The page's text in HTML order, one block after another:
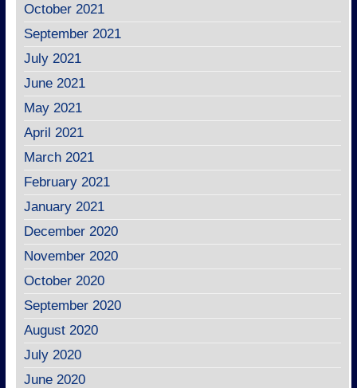
October 2021
September 2021
July 2021
June 2021
May 2021
April 2021
March 2021
February 2021
January 2021
December 2020
November 2020
October 2020
September 2020
August 2020
July 2020
June 2020